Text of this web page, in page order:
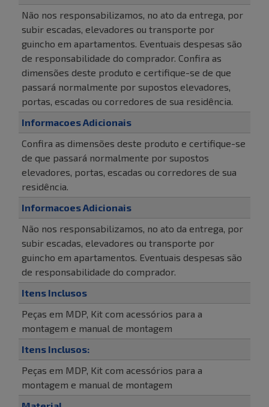
Não nos responsabilizamos, no ato da entrega, por
subir escadas, elevadores ou transporte por
guincho em apartamentos. Eventuais despesas são
de responsabilidade do comprador. Confira as
dimensões deste produto e certifique-se de que
passará normalmente por supostos elevadores,
portas, escadas ou corredores de sua residência.
Informacoes Adicionais
Confira as dimensões deste produto e certifique-se
de que passará normalmente por supostos
elevadores, portas, escadas ou corredores de sua
residência.
Informacoes Adicionais
Não nos responsabilizamos, no ato da entrega, por
subir escadas, elevadores ou transporte por
guincho em apartamentos. Eventuais despesas são
de responsabilidade do comprador.
Itens Inclusos
Peças em MDP, Kit com acessórios para a
montagem e manual de montagem
Itens Inclusos:
Peças em MDP, Kit com acessórios para a
montagem e manual de montagem